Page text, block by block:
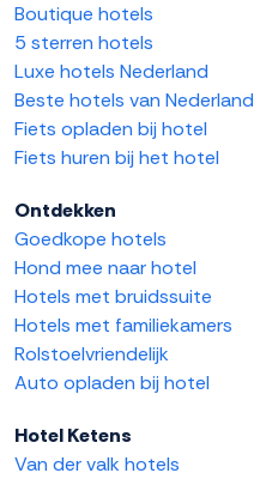
Boutique hotels
5 sterren hotels
Luxe hotels Nederland
Beste hotels van Nederland
Fiets opladen bij hotel
Fiets huren bij het hotel
Ontdekken
Goedkope hotels
Hond mee naar hotel
Hotels met bruidssuite
Hotels met familiekamers
Rolstoelvriendelijk
Auto opladen bij hotel
Hotel Ketens
Van der valk hotels